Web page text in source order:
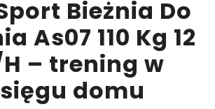
Bieżnia Do
As07 110 Kg 12
– trening w
domu